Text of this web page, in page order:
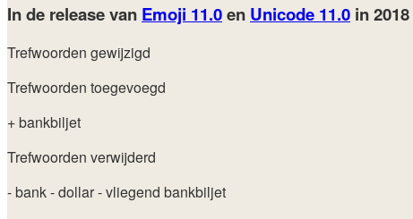
In de release van Emoji 11.0en Unicode 11.0 in 2018
Trefwoorden gewijzigd
Trefwoorden toegevoegd
+ bankbiljet
Trefwoorden verwijderd
- bank- dollar- vliegend bankbiljet